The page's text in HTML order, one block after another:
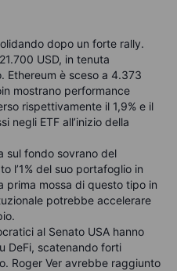
dopo un forte rally.
USD, in tenuta
Ethereum è sceso a 4.373
mostrano performance
rispettivamente il 1,9% e il
negli ETF all’inizio della
sul fondo sovrano del
l’1% del suo portafoglio in
prima mossa di questo tipo in
potrebbe accelerare
al Senato USA hanno
DeFi, scatenando forti
Roger Ver avrebbe raggiunto